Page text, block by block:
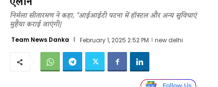
निर्मला सीतारमण ने कहा, ''आईआईटी पटना में हॉस्टल और अन्य सुविधाएं
मुहैया कराई जाएंगी|
Team News Danka February 1, 2025 2:52 PM new delhi